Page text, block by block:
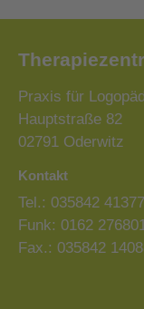
Praxis für
Hauptstraße 82
02791 Oderwitz
Kontakt
Tel.: 035842
Funk: 0162
Fax.: 035842